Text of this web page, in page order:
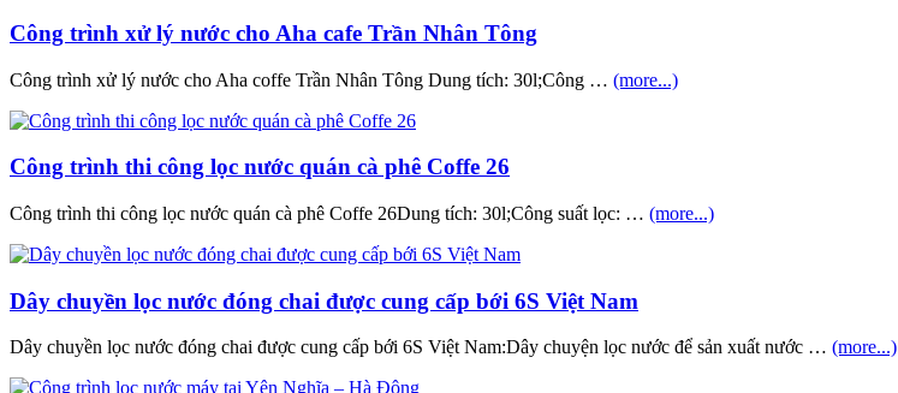
Công trình xử lý nước cho Aha cafe Trần Nhân Tông
Công trình xử lý nước cho Aha coffe Trần Nhân Tông Dung tích: 30l;Công … (more...)
Công trình thi công lọc nước quán cà phê Coffe 26
Công trình thi công lọc nước quán cà phê Coffe 26Dung tích: 30l;Công suất lọc: … (more...)
Dây chuyền lọc nước đóng chai được cung cấp bới 6S Việt Nam
Dây chuyền lọc nước đóng chai được cung cấp bới 6S Việt Nam:Dây chuyện lọc nước để sản xuất nước … (more...)